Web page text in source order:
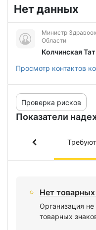
Нет данных
Министр
Области
Колчинская
Просмотр контактов
Показатели
Проверка рисков
Нет товарных
Организация
товарных